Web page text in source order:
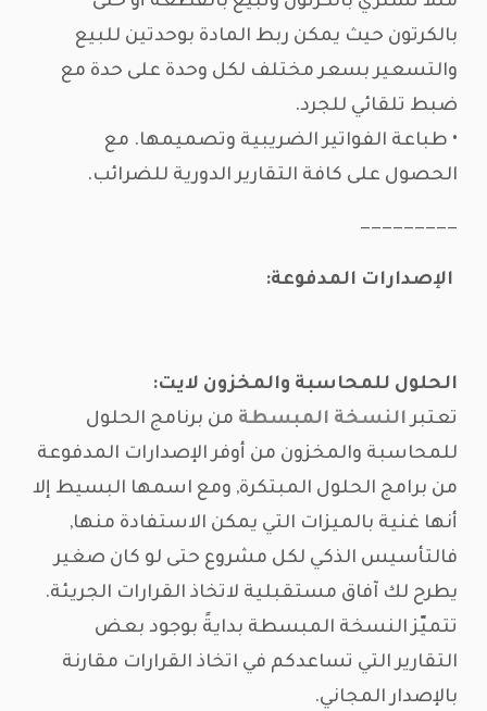
بالكرتون حيث يمكن ربط المادة بوحدتين للبيع
والتسعير بسعر مختلف لكل وحدة على حدة مع
ضبط تلقائي للجرد.
• طباعة الفواتير الضريبية وتصميمها. مع
الحصول على كافة التقارير الدورية للضرائب.
—————————
الإصدارات المدفوعة:
الحلول للمحاسبة والمخزون لايت:
تعتبرالنسخة المبسطة من برنامج الحلول
للمحاسبة والمخزون من أوفر الإصدارات المدفوعة
من برامج الحلول المبتكرة, ومع اسمها البسيط إلا
أنها غنية بالميزات التي يمكن الاستفادة منها,
فالتأسيس الذكي لكل مشروع حتى لو كان صغير
يطرح لك آفاق مستقبلية لاتخاذ القرارات الجريئة.
تتميّز النسخة المبسطة بدايةً بوجود بعض
التقارير التي تساعدكم في اتخاذ القرارات مقارنة
بالإصدار المجاني.